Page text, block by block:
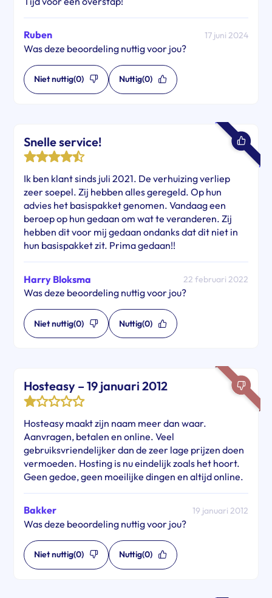
Ruben 17 juni 2024
Was deze beoordeling nuttig voor jou?
Niet nuttig(0) Nuttig(0)
Snelle service!
Ik ben klant sinds juli 2021. De verhuizing verliep
zeer soepel. Zij hebben alles geregeld. Op hun
advies het basispakket genomen. Vandaag een
beroep op hun gedaan om wat te veranderen. Zij
hebben dit voor mij gedaan ondanks dat dit niet in
hun basispakket zit. Prima gedaan!!
Harry Bloksma 22 februari 2022
Was deze beoordeling nuttig voor jou?
Niet nuttig(0) Nuttig(0)
Hosteasy – 19 januari 2012
Hosteasy maakt zijn naam meer dan waar.
Aanvragen, betalen en online. Veel
gebruiksvriendelijker dan de zeer lage prijzen doen
vermoeden. Hosting is nu eindelijk zoals het hoort.
Geen gedoe, geen moeilijke dingen en altijd online.
Bakker 19 januari 2012
Was deze beoordeling nuttig voor jou?
Niet nuttig(0) Nuttig(0)